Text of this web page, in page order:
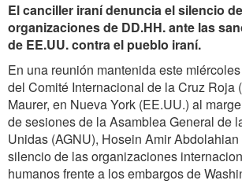
El canciller iraní denuncia el silencio
organizaciones de DD.HH. ante las
de EE.UU. contra el pueblo iraní.
En una reunión mantenida este
del Comité Internacional de la Cruz Roja
Maurer, en Nueva York (EE.UU.) al
de sesiones de la Asamblea General de
Unidas (AGNU), Hosein Amir
silencio de las organizaciones
humanos frente a los embargos de